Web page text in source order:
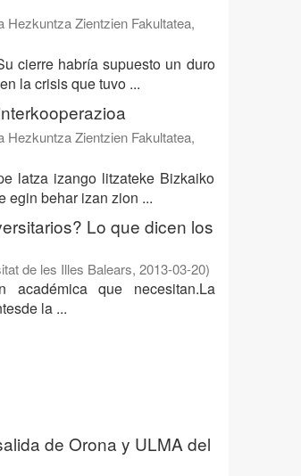
Hezkuntza Zientzien Fakultatea,
cierre habría supuesto un duro
la crisis que tuvo ...
Hezkuntza Zientzien Fakultatea,
latza izango litzateke Bizkaiko
egin behar izan zion ...
Lo que dicen los
de les Illes Balears, 2013-03-20)
académica que necesitan.La
la ...
de Orona y ULMA del